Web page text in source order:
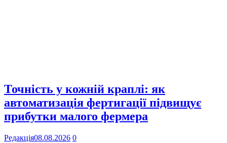
Точність у кожній краплі: як
автоматизація фертигації підвищує
прибутки малого фермера
Редакція08.08.2026 0